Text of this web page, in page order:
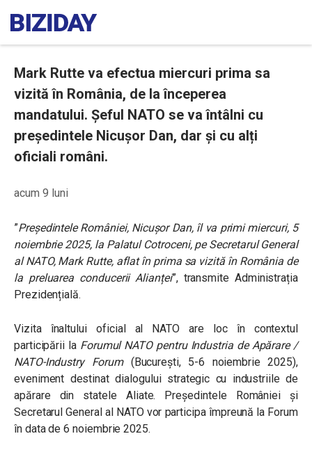
Mark Rutte va efectua miercuri prima sa
vizită în România, de la începerea
mandatului. Șeful NATO se va întâlni cu
președintele Nicușor Dan, dar și cu alți
oficiali români.
acum 9 luni
”Președintele României, Nicușor Dan, îl va primi miercuri, 5
noiembrie 2025, la Palatul Cotroceni, pe Secretarul General
al NATO, Mark Rutte, aflat în prima sa vizită în România de
la preluarea conducerii Alianței”, transmite Administrația
Prezidențială.
Vizita înaltului oficial al NATO are loc în contextul
participării la Forumul NATO pentru Industria de Apărare /
NATO-Industry Forum (București, 5-6 noiembrie 2025),
eveniment destinat dialogului strategic cu industriile de
apărare din statele Aliate. Președintele României și
Secretarul General al NATO vor participa împreună la Forum
în data de 6 noiembrie 2025.